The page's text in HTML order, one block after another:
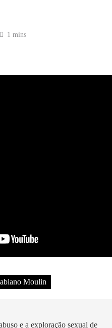
1 mins
Moulin
e a exploração sexual de